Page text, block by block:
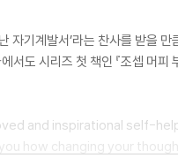
자기계발서’라는 찬사를 받을
시리즈 첫 책인 『조셉 머피
and inspirational self-
how changing your